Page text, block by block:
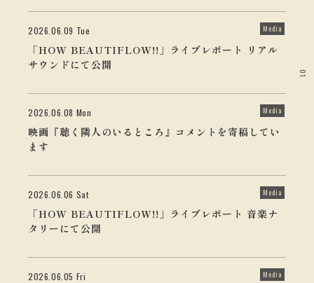
01
2026.06.09 Tue Media
「HOW BEAUTIFLOW!!」ライブレポート リアル
サウンドにて公開
2026.06.08 Mon Media
映画『聴く隣人のいるところ』コメントを寄稿してい
ます
2026.06.06 Sat Media
「HOW BEAUTIFLOW!!」ライブレポート 音楽ナ
タリーにて公開
2026.06.05 Fri Media